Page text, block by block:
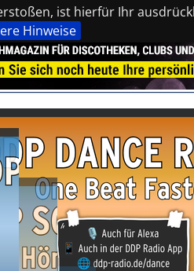
ist hierfür Ihr
Hinweise